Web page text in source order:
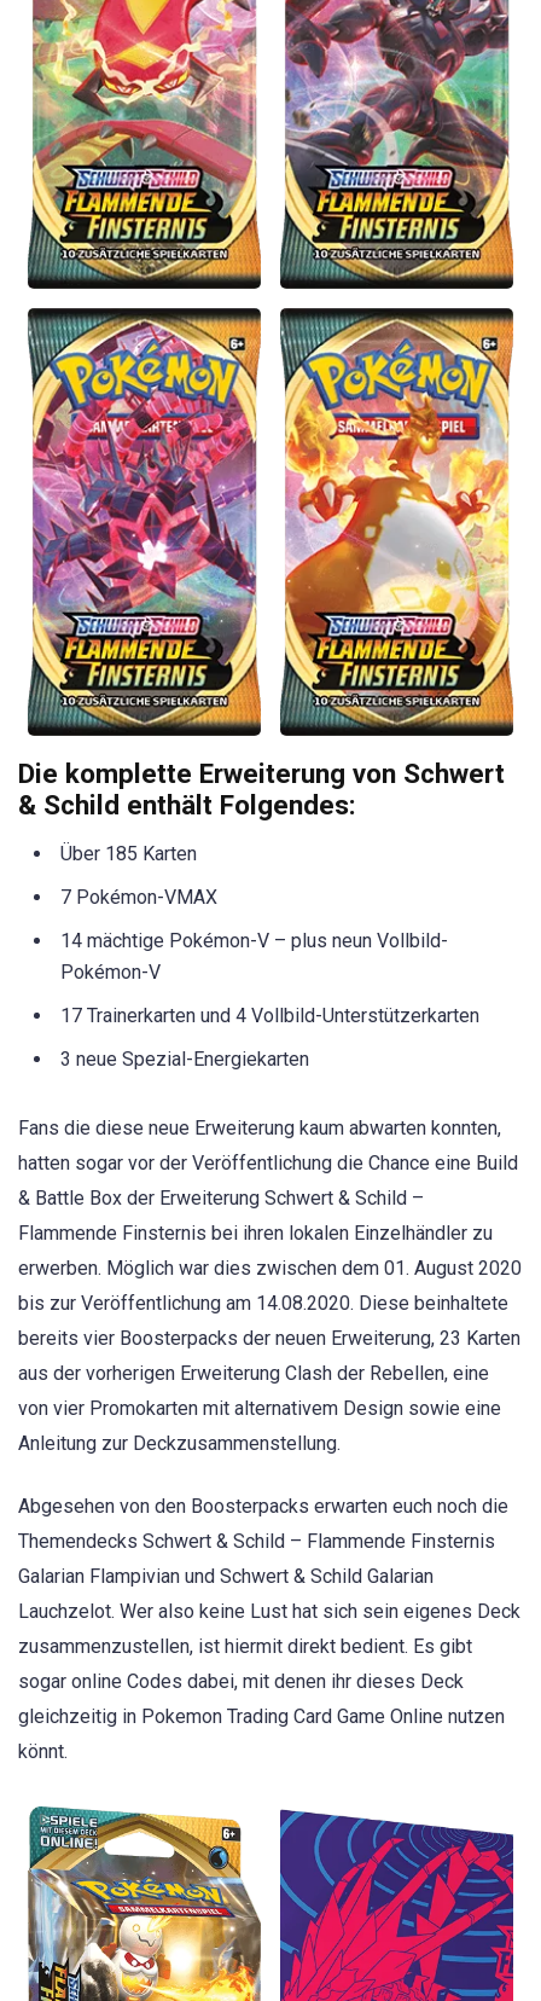
Die komplette Erweiterung von Schwert
& Schild enthält Folgendes:
Über 185 Karten
7 Pokémon-VMAX
14 mächtige Pokémon-V – plus neun Vollbild-
Pokémon-V
17 Trainerkarten und 4 Vollbild-Unterstützerkarten
3 neue Spezial-Energiekarten
Fans die diese neue Erweiterung kaum abwarten konnten,
hatten sogar vor der Veröffentlichung die Chance eine Build
& Battle Box der Erweiterung Schwert & Schild –
Flammende Finsternis bei ihren lokalen Einzelhändler zu
erwerben. Möglich war dies zwischen dem 01. August 2020
bis zur Veröffentlichung am 14.08.2020. Diese beinhaltete
bereits vier Boosterpacks der neuen Erweiterung, 23 Karten
aus der vorherigen Erweiterung Clash der Rebellen, eine
von vier Promokarten mit alternativem Design sowie eine
Anleitung zur Deckzusammenstellung.
Abgesehen von den Boosterpacks erwarten euch noch die
Themendecks Schwert & Schild – Flammende Finsternis
Galarian Flampivian und Schwert & Schild Galarian
Lauchzelot. Wer also keine Lust hat sich sein eigenes Deck
zusammenzustellen, ist hiermit direkt bedient. Es gibt
sogar online Codes dabei, mit denen ihr dieses Deck
gleichzeitig in Pokemon Trading Card Game Online nutzen
könnt.